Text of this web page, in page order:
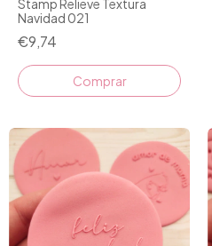
Stamp Relieve Textura
Navidad 021
€9,74
Comprar